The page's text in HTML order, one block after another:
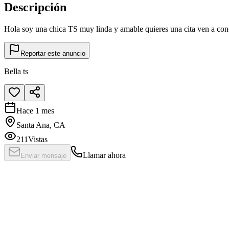
Descripción
Hola soy una chica TS muy linda y amable quieres una cita ven a
Reportar este anuncio
Bella ts
Hace 1 mes
Santa Ana, CA
211Vistas
Enviar mensaje Llamar ahora